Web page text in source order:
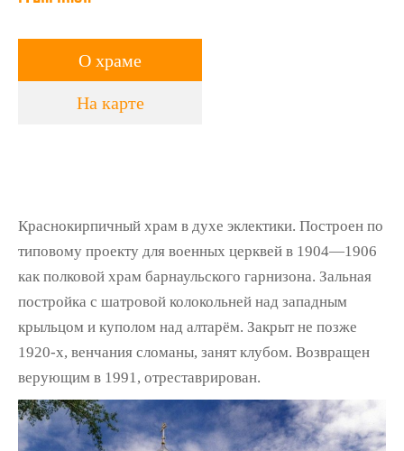
О храме
На карте
Краснокирпичный храм в духе эклектики. Построен по
типовому проекту для военных церквей в 1904—1906
как полковой храм барнаульского гарнизона. Зальная
постройка с шатровой колокольней над западным
крыльцом и куполом над алтарём. Закрыт не позже
1920-х, венчания сломаны, занят клубом. Возвращен
верующим в 1991, отреставрирован.